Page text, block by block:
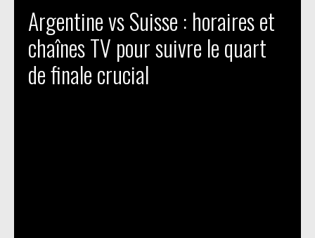
Argentine vs Suisse : horaires et
chaînes TV pour suivre le quart
de finale crucial